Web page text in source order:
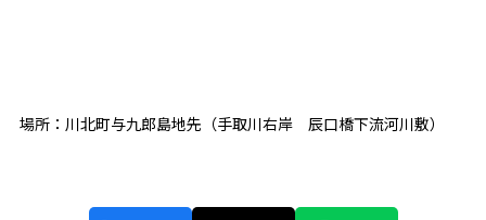
場所：川北町与九郎島地先（手取川右岸 辰口橋下流河川敷）